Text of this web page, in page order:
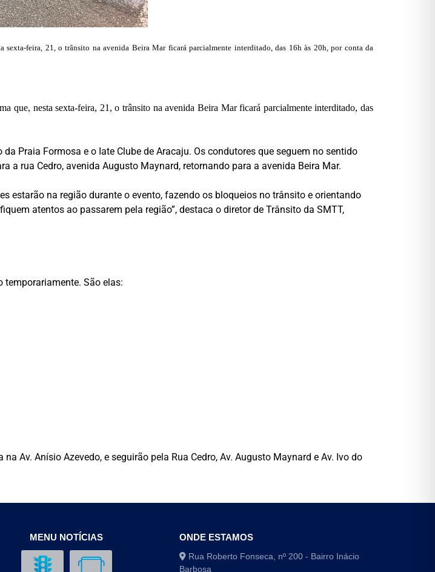
feira, 21, o trânsito na avenida Beira Mar ficará parcialmente interditado, das 16h às 20h, por conta da
que, nesta sexta-feira, 21, o trânsito na avenida Beira Mar ficará parcialmente interditado, das
Praia Formosa e o Iate Clube de Aracaju. Os condutores que seguem no sentido
a rua Cedro, avenida Augusto Maynard, retornando para a avenida Beira Mar.
estarão na região durante o evento, fazendo os bloqueios no trânsito e orientando
atentos ao passarem pela região”, destaca o diretor de Trânsito da SMTT,
temporariamente. São elas:
Av. Anísio Azevedo, e seguirão pela Rua Cedro, Av. Augusto Maynard e Av. Ivo do
MENU NOTÍCIAS ONDE ESTAMOS
Rua Roberto Fonseca, nº 200 - Bairro Inácio
Barbosa